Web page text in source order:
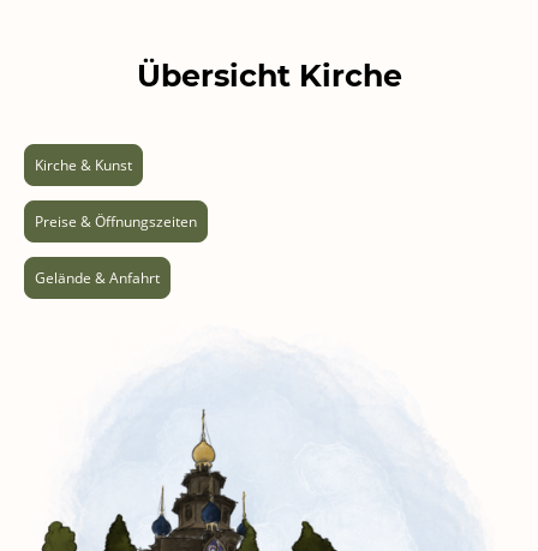
Übersicht Kirche
Kirche & Kunst
Preise & Öffnungszeiten
Gelände & Anfahrt